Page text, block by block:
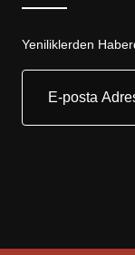
Yeniliklerden